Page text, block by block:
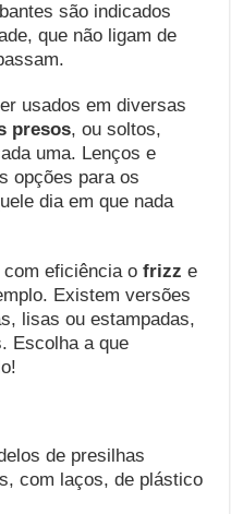
são indicados
que não ligam de
usados em diversas
presos, ou soltos,
uma. Lenços e
opções para os
dia em que nada
com eficiência ofrizz e
Existem versões
lisas ou estampadas,
Escolha a que
de presilhas
com laços, de plástico